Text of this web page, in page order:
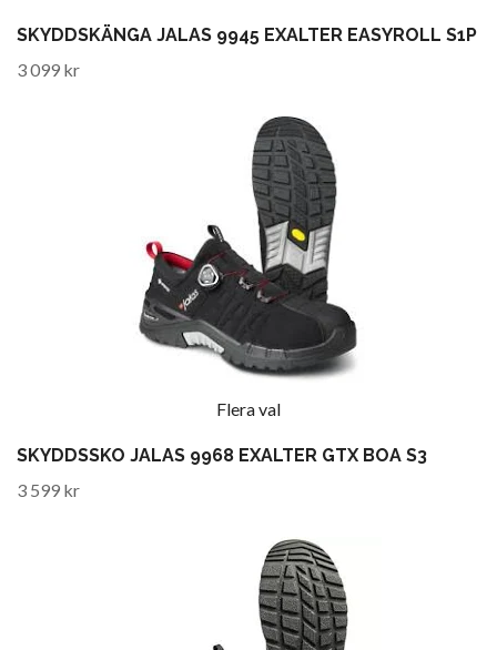
SKYDDSKÄNGA JALAS 9945 EXALTER EASYROLL S1P
3 099 kr
Flera val
SKYDDSSKO JALAS 9968 EXALTER GTX BOA S3
3 599 kr